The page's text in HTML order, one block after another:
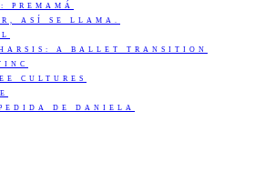
PREMAMÁ
ASÍ SE LLAMA.
A BALLET TRANSITION
CULTURES
DE DANIELA